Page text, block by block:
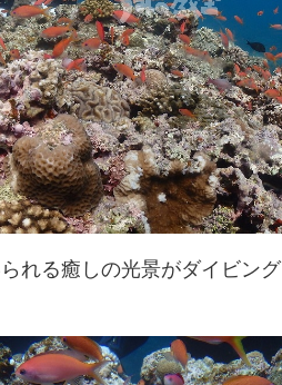
れる癒しの光景がダイビン